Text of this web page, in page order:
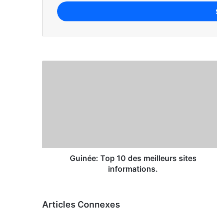
Classement Forbes 2026 : Les 21
3 semaines il y a
Guinée: Top 10 des meilleurs sites
informations.
Articles Connexes